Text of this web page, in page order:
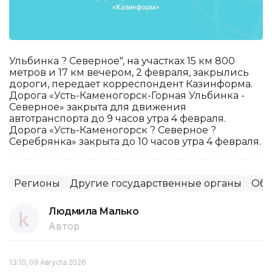
Ульбинка ? Северное", на участках 15 км 800
метров и 17 км вечером, 2 февраля, закрылись
дороги, передает корреспондент Казинформа.
Дорога «Усть-Каменогорск-Горная Ульбинка -
Северное» закрыта для движения
автотранспорта до 9 часов утра 4 февраля.
Дорога «Усть-Каменогорск ? Северное ?
Серебрянка» закрыта до 10 часов утра 4 февраля.
Регионы Другие государственные органы
Людмила Малько
Автор
13:10, 09 Августа 2026